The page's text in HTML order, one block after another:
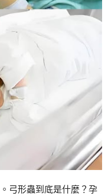
弓形蟲到底是什麼？孕